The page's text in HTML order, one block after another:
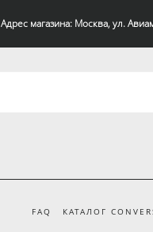
Адрес магазина: Москва, ул.
FAQ КАТАЛОГ